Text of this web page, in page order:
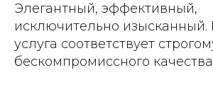
Элегантный, эффективный,
исключительно изысканный.
услуга соответствует
бескомпромиссного